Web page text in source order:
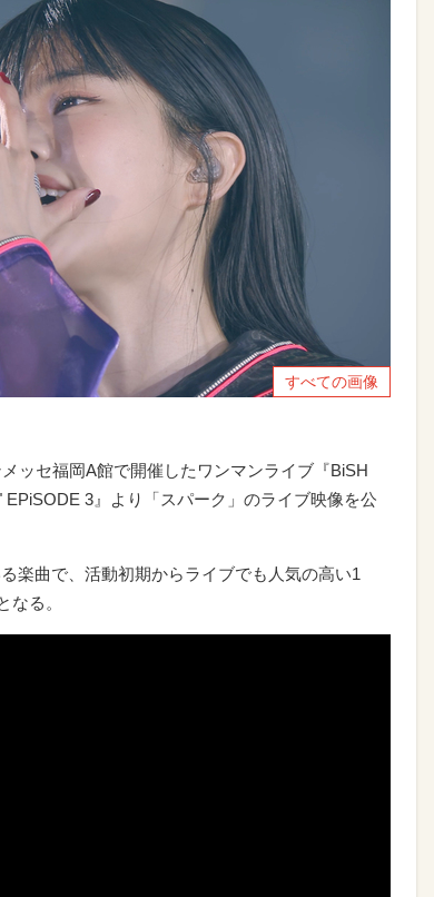
すべての画像
ッセ福岡A館で開催したワンマンライブ『BiSH
3』より「スパーク」のライブ映像を公
楽曲で、活動初期からライブでも人気の高い1
なる。